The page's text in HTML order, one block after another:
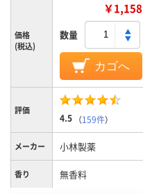
価格
(税込)
￥1,158
数量
カゴへ
評価
4.5 （159件）
メーカー 小林製薬
香り 無香料